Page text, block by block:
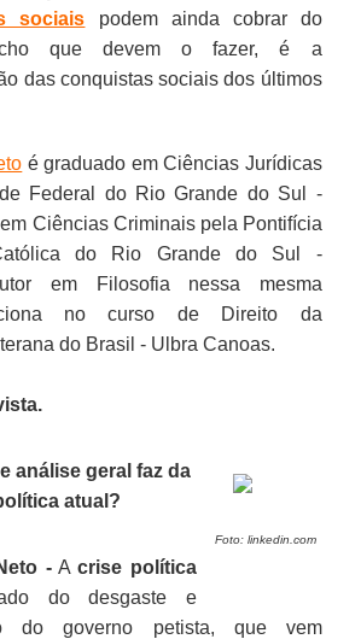
sociais podem ainda cobrar do
que devem o fazer, é a
das conquistas sociais dos últimos
é graduado em Ciências Jurídicas
Federal do Rio Grande do Sul -
Ciências Criminais pela Pontifícia
do Rio Grande do Sul -
em Filosofia nessa mesma
no curso de Direito da
do Brasil - Ulbra Canoas.
Foto: linkedin.com
análise geral faz da
atual?
-Acrise política
do desgaste e
do governo petista, que vem